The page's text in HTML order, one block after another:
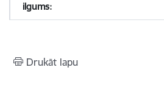
Drukāt lapu